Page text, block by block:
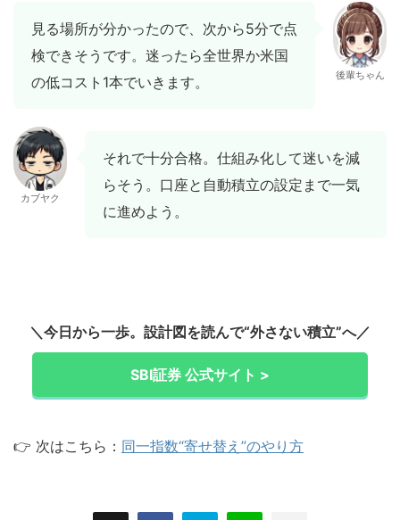
見る場所が分かったので、次から5分で点
検できそうです。迷ったら全世界か米国
の低コスト1本でいきます。
後輩ちゃん
カブヤク
それで十分合格。仕組み化して迷いを減
らそう。口座と自動積立の設定まで一気
に進めよう。
＼今日から一歩。設計図を読んで“外さない積立”へ／
SBI証券 公式サイト >
👉 次はこちら： 同一指数“寄せ替え”のやり方